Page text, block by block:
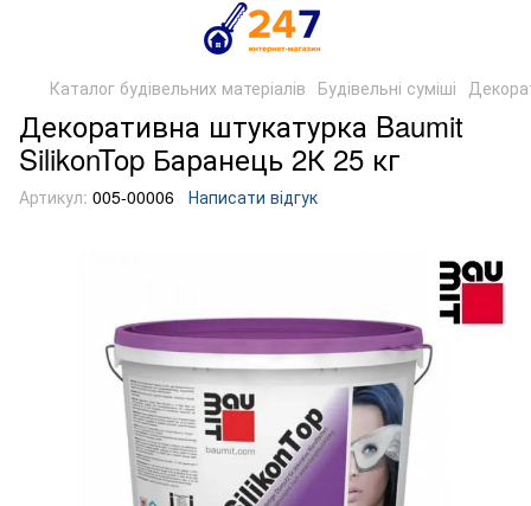
Каталог будівельних матеріалів Будівельні суміші
Декоративна штукатурка Baumit
SilikonTop Баранець 2К 25 кг
Артикул: 005-00006 Написати відгук